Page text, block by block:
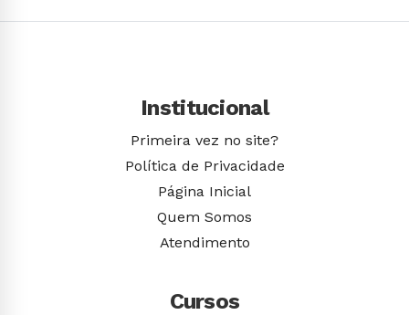
Institucional
Primeira vez no site?
Política de Privacidade
Página Inicial
Quem Somos
Atendimento
Cursos